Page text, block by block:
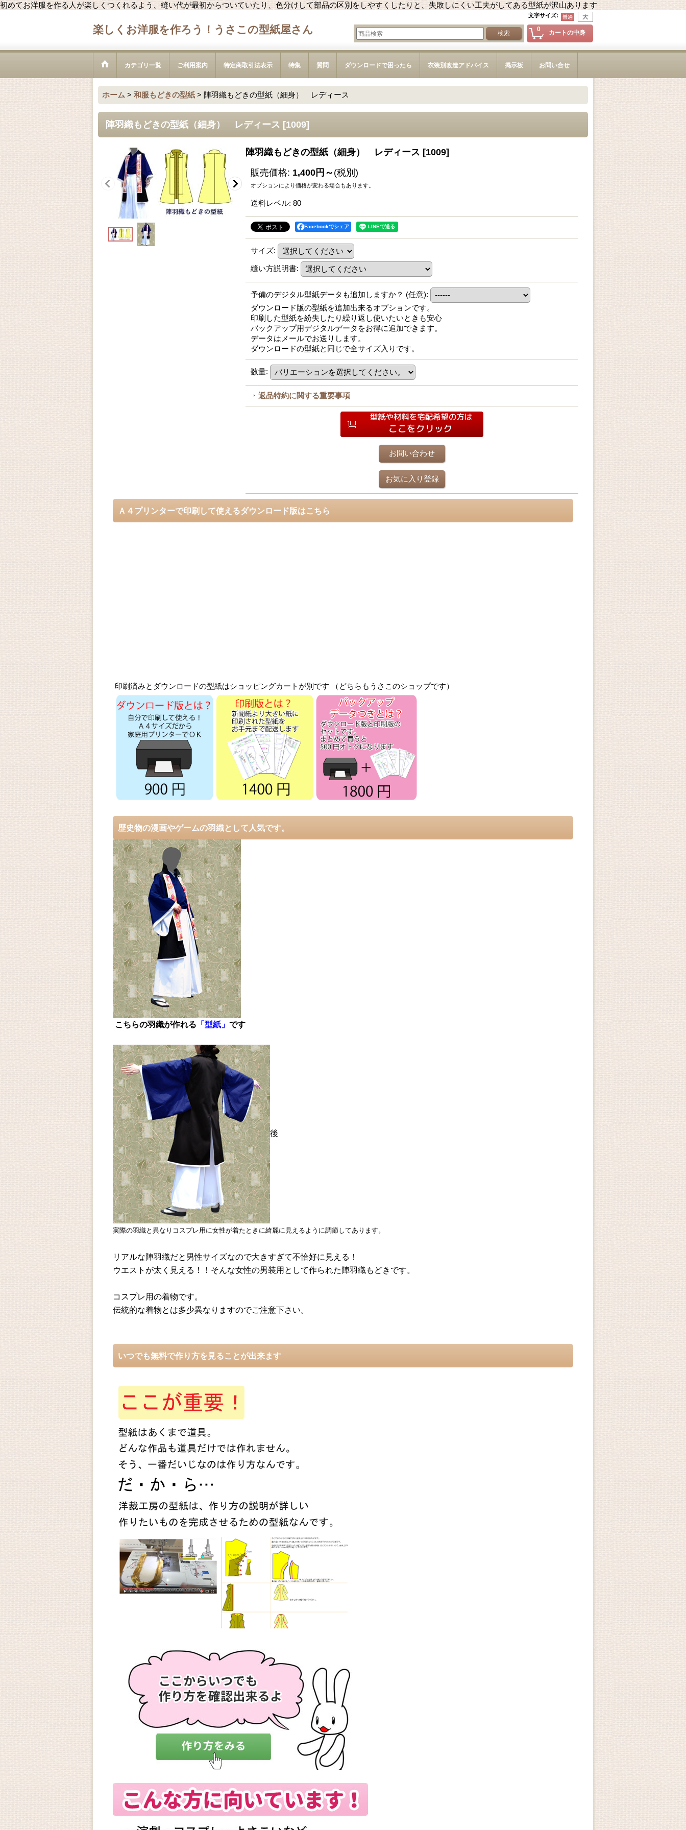
初めてお洋服を作る人が楽しくつくれるよう、縫い代が最初からついていたり、色分けして部品の区別をしやすくしたりと、失敗しにくい工夫がしてある型紙が沢山あります
文字サイズ:
楽しくお洋服を作ろう！うさこの型紙屋さん 0 カートの中身
カテゴリ一覧 ご利用案内 特定商取引法表示 特集 質問 ダウンロードで困ったら 衣装別改造アドバイス 掲示板 お問い合せ
ホーム > 和服もどきの型紙 > 陣羽織もどきの型紙（細身） レディース
陣羽織もどきの型紙（細身） レディース [1009]
陣羽織もどきの型紙（細身） レディース [1009]
販売価格: 1,400円～(税別)
オプションにより価格が変わる場合もあります。
送料レベル: 80
Facebookでシェア
サイズ:
縫い方説明書:
予備のデジタル型紙データも追加しますか？ (任意):
ダウンロード版の型紙を追加出来るオプションです。
印刷した型紙を紛失したり繰り返し使いたいときも安心
バックアップ用デジタルデータをお得に追加できます。
データはメールでお送りします。
ダウンロードの型紙と同じで全サイズ入りです。
数量:
返品特約に関する重要事項
お問い合わせ
お気に入り登録
Ａ４プリンターで印刷して使えるダウンロード版はこちら
印刷済みとダウンロードの型紙はショッピングカートが別です （どちらもうさこのショップです）
歴史物の漫画やゲームの羽織として人気です。
こちらの羽織が作れる 「型紙」 です
後
実際の羽織と異なりコスプレ用に女性が着たときに綺麗に見えるように調節してあります。
リアルな陣羽織だと男性サイズなので大きすぎて不恰好に見える！
ウエストが太く見える！！そんな女性の男装用として作られた陣羽織もどきです。
コスプレ用の着物です。
伝統的な着物とは多少異なりますのでご注意下さい。
いつでも無料で作り方を見ることが出来ます